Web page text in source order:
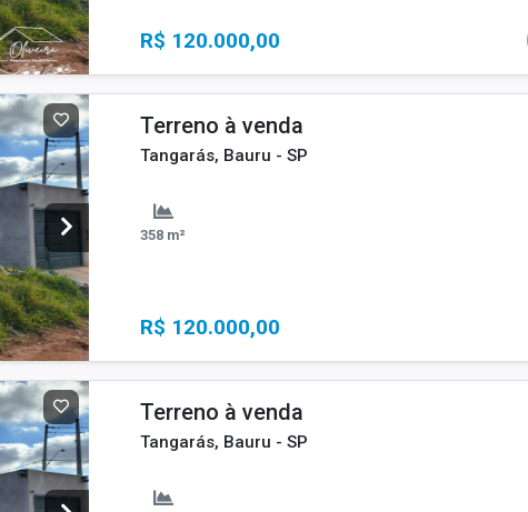
R$ 120.000,00
Terreno à venda
Tangarás, Bauru - SP
358 m²
R$ 120.000,00
Terreno à venda
Tangarás, Bauru - SP